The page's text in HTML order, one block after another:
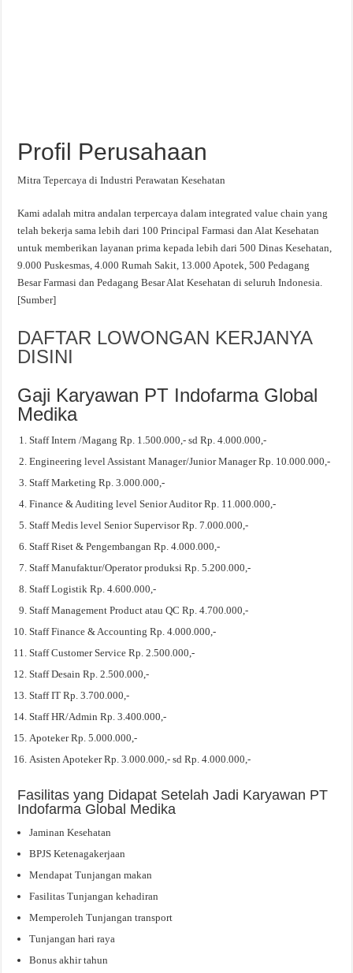
Profil Perusahaan
Mitra Tepercaya di Industri Perawatan Kesehatan
Kami adalah mitra andalan terpercaya dalam integrated value chain yang
telah bekerja sama lebih dari 100 Principal Farmasi dan Alat Kesehatan
untuk memberikan layanan prima kepada lebih dari 500 Dinas Kesehatan,
9.000 Puskesmas, 4.000 Rumah Sakit, 13.000 Apotek, 500 Pedagang
Besar Farmasi dan Pedagang Besar Alat Kesehatan di seluruh Indonesia.
[Sumber]
DAFTAR LOWONGAN KERJANYA
DISINI
Gaji Karyawan PT Indofarma Global
Medika
Staff Intern /Magang Rp. 1.500.000,- sd Rp. 4.000.000,-
Engineering level Assistant Manager/Junior Manager Rp. 10.000.000,-
Staff Marketing Rp. 3.000.000,-
Finance & Auditing level Senior Auditor Rp. 11.000.000,-
Staff Medis level Senior Supervisor Rp. 7.000.000,-
Staff Riset & Pengembangan Rp. 4.000.000,-
Staff Manufaktur/Operator produksi Rp. 5.200.000,-
Staff Logistik Rp. 4.600.000,-
Staff Management Product atau QC Rp. 4.700.000,-
Staff Finance & Accounting Rp. 4.000.000,-
Staff Customer Service Rp. 2.500.000,-
Staff Desain Rp. 2.500.000,-
Staff IT Rp. 3.700.000,-
Staff HR/Admin Rp. 3.400.000,-
Apoteker Rp. 5.000.000,-
Asisten Apoteker Rp. 3.000.000,- sd Rp. 4.000.000,-
Fasilitas yang Didapat Setelah Jadi Karyawan PT
Indofarma Global Medika
Jaminan Kesehatan
BPJS Ketenagakerjaan
Mendapat Tunjangan makan
Fasilitas Tunjangan kehadiran
Memperoleh Tunjangan transport
Tunjangan hari raya
Bonus akhir tahun